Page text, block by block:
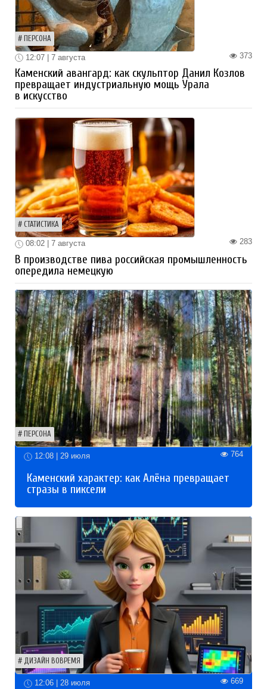
ПЕРСОНА
373
12:07 | 7 августа
Каменский авангард: как скульптор Данил Козлов
превращает индустриальную мощь Урала
в искусство
СТАТИСТИКА
283
08:02 | 7 августа
В производстве пива российская промышленность
опередила немецкую
ПЕРСОНА
12:08 | 29 июля 764
Каменский характер: как Алёна превращает
стразы в пиксели
ДИЗАЙН ВОВРЕМЯ
12:06 | 28 июля 669